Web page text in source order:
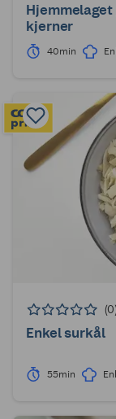
kjerner
40min
Enkel surkål
55min